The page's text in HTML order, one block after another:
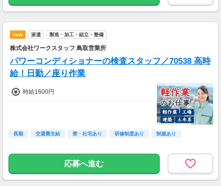
new 派遣 製造・加工・組立・整備
株式会社ワークスタッフ 鳥取営業所
パワーコンディショナーの検査スタッフ／70538 高時
給！日勤／座り作業
時給1600円
長期 交通費支給 寮・社宅あり 研修制度あり 制服あり
応募へ進む